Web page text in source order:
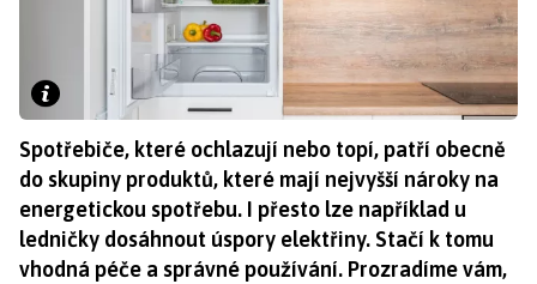
Spotřebiče, které ochlazují nebo topí, patří obecně
do skupiny produktů, které mají nejvyšší nároky na
energetickou spotřebu. I přesto lze například u
ledničky dosáhnout úspory elektřiny. Stačí k tomu
vhodná péče a správné používání. Prozradíme vám,